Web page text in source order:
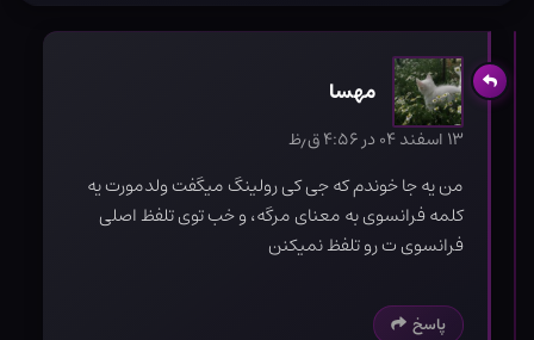
مهسا
۱۳ اسفند ۰۴ در ۴:۵۶ ق٫ظ
من یه جا خوندم که جی کی رولینگ میگفت ولدمورت یه
کلمه فرانسوی به معنای مرگه، و خب توی تلفظ اصلی
فرانسوی ت رو تلفظ نمیکنن
پاسخ